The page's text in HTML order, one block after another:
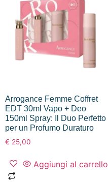
Arrogance Femme Coffret
EDT 30ml Vapo + Deo
150ml Spray: Il Duo Perfetto
per un Profumo Duraturo
€ 25,00
Aggiungi al carrello